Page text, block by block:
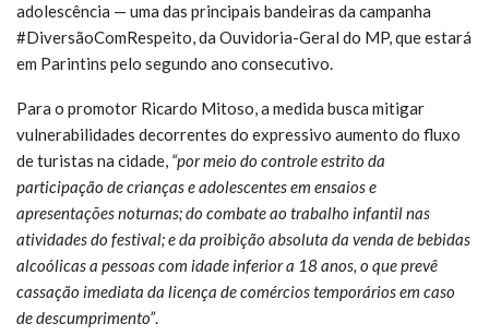
adolescência — uma das principais bandeiras da campanha
#DiversãoComRespeito, da Ouvidoria-Geral do MP, que estará
em Parintins pelo segundo ano consecutivo.
Para o promotor Ricardo Mitoso, a medida busca mitigar
vulnerabilidades decorrentes do expressivo aumento do fluxo
de turistas na cidade, “por meio do controle estrito da
participação de crianças e adolescentes em ensaios e
apresentações noturnas; do combate ao trabalho infantil nas
atividades do festival; e da proibição absoluta da venda de bebidas
alcoólicas a pessoas com idade inferior a 18 anos, o que prevê
cassação imediata da licença de comércios temporários em caso
de descumprimento”.